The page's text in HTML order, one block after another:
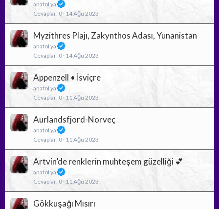
anatoLya
Cevaplar 0 14 Ağu 2023
Myzithres Plajı, Zakynthos Adası, Yunanistan
anatoLya
Cevaplar 0 14 Ağu 2023
Appenzell • İsviçre
anatoLya
Cevaplar 0 11 Ağu 2023
Aurlandsfjord-Norveç
anatoLya
Cevaplar 0 11 Ağu 2023
Artvin’de renklerin muhteşem güzelliği 💕
anatoLya
Cevaplar 0 11 Ağu 2023
Gökkuşağı Mısırı